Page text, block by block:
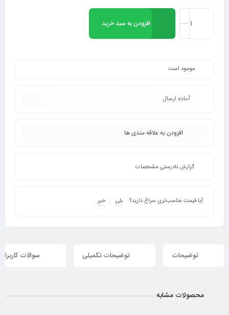
موجود است
آماده ارسال
افزودن به علاقه مندی ها
گزارش نادرستی مشخصات
آیا قیمت مناسب‌تری سراغ دارید؟ بلی خیر
افزودن به سبد خرید
توضیحات توضیحات تکمیلی سوالات کاربران
محصولات مشابه